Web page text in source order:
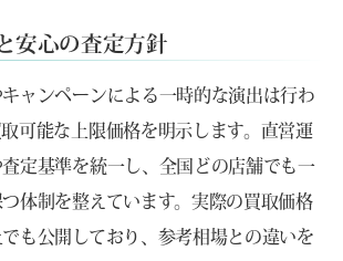
安心の査定方針
ャンペーンによる一時的な演出は行わ
可能な上限価格を明示します。直営運
定基準を統一し、全国どの店舗でも一
体制を整えています。実際の買取価格
も公開しており、参考相場との違いを